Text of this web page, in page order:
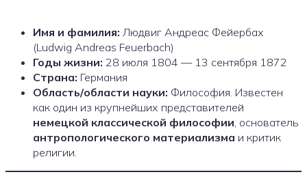
Имя и фамилия: Людвиг Андреас Фейербах
(Ludwig Andreas Feuerbach)
Годы жизни: 28 июля 1804 — 13 сентября 1872
Страна: Германия
Область/области науки: Философия. Известен
как один из крупнейших представителей
немецкой классической философии , основатель
антропологического материализма и критик
религии.